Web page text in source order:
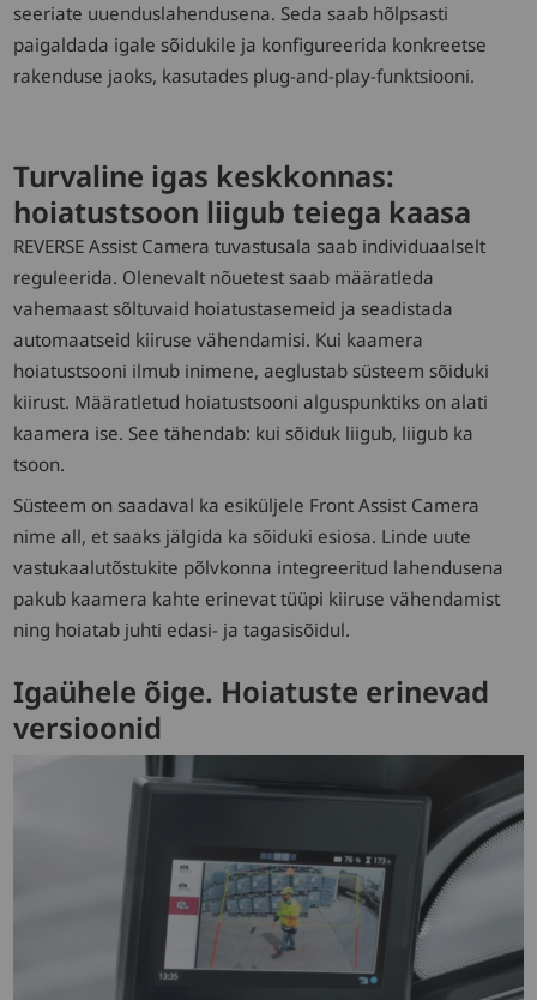
seeriate uuenduslahendusena. Seda saab hõlpsasti
paigaldada igale sõidukile ja konfigureerida konkreetse
rakenduse jaoks, kasutades plug-and-play-funktsiooni.
Turvaline igas keskkonnas:
hoiatustsoon liigub teiega kaasa
REVERSE Assist Camera tuvastusala saab individuaalselt
reguleerida. Olenevalt nõuetest saab määratleda
vahemaast sõltuvaid hoiatustasemeid ja seadistada
automaatseid kiiruse vähendamisi. Kui kaamera
hoiatustsooni ilmub inimene, aeglustab süsteem sõiduki
kiirust. Määratletud hoiatustsooni alguspunktiks on alati
kaamera ise. See tähendab: kui sõiduk liigub, liigub ka
tsoon.
Süsteem on saadaval ka esiküljele Front Assist Camera
nime all, et saaks jälgida ka sõiduki esiosa. Linde uute
vastukaalutõstukite põlvkonna integreeritud lahendusena
pakub kaamera kahte erinevat tüüpi kiiruse vähendamist
ning hoiatab juhti edasi- ja tagasisõidul.
Igaühele õige. Hoiatuste erinevad
versioonid